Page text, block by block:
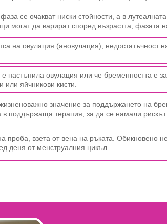
се очакват ниски стойности, а в
могат да варират според възрастта, фазата
на овулация (ановулация), недостатъчност
настъпила овулация или че бременността е
яйчникови кисти.
значение за поддържането на
в поддържаща терапия, за да се намали
проба, взета от вена на ръката. Обикновено
деня от менструалния цикъл.